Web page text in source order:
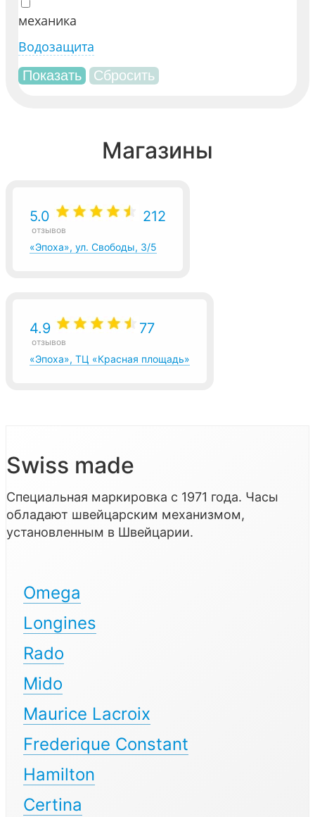
механика
Водозащита
Магазины
5.0 212
отзывов
«Эпоха», ул. Свободы, 3/5
4.9 77
отзывов
«Эпоха», ТЦ «Красная площадь»
Swiss made
Специальная маркировка с 1971 года. Часы
обладают швейцарским механизмом,
установленным в Швейцарии.
Omega
Longines
Rado
Mido
Maurice Lacroix
Frederique Constant
Hamilton
Certina